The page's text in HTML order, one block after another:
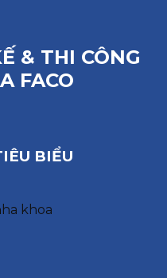
& THI CÔNG
FACO
BIỂU